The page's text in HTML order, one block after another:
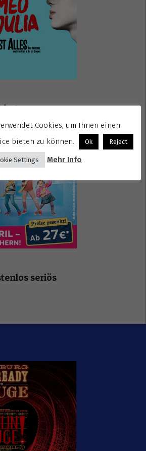
seriös
Cookies, um Ihnen einen
bieten zu können.
Ok Reject
Settings Mehr Info